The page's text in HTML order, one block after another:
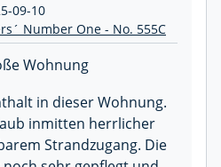
09-10
Number One - No. 555C
Wohnung
in dieser Wohnung.
inmitten herrlicher
Strandzugang. Die